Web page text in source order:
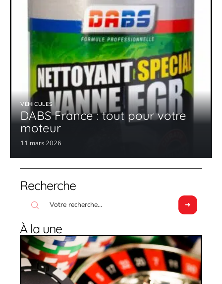
VÉHICULES
DABS France : tout pour votre
moteur
11 mars 2026
Recherche
À la une